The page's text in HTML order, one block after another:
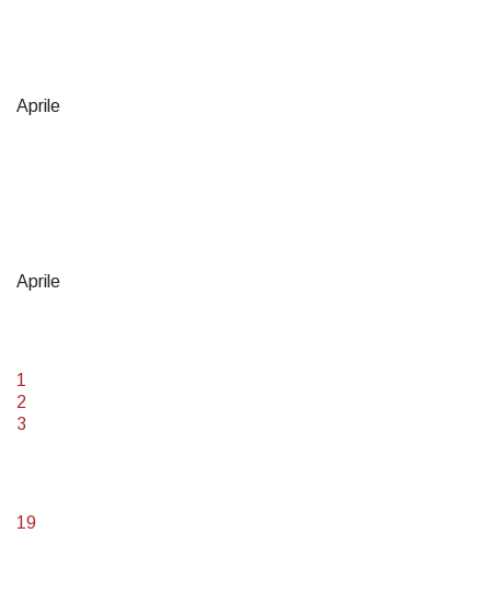
Aprile
Aprile
1
2
3
19